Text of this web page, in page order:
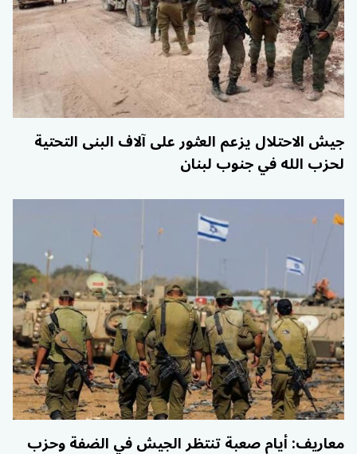
جيش الاحتلال يزعم العثور على آلاف البنى التحتية
لحزب الله في جنوب لبنان
معاريف: أيام صعبة تنتظر الجيش في الضفة وحزب